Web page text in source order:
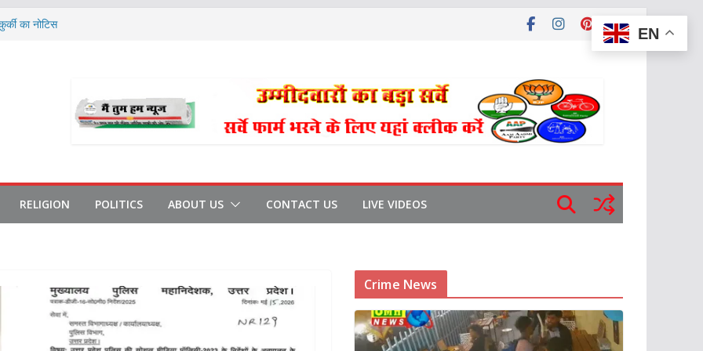
का नोटिस
शराब
पीटा
RELIGION POLITICS ABOUT US CONTACT US LIVE VIDEOS
Crime News
EN